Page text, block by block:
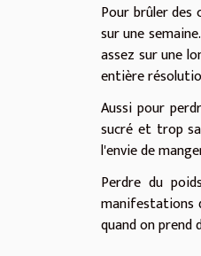
Pour brûler
sur une
assez sur une
entière
Aussi pour
sucré et trop
l'envie de
Perdre du
manifestations
quand on prend